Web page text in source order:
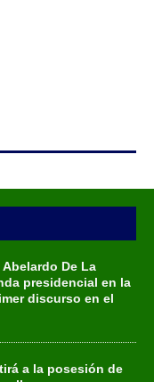
De La
presidencial en la
discurso en el
a la posesión de